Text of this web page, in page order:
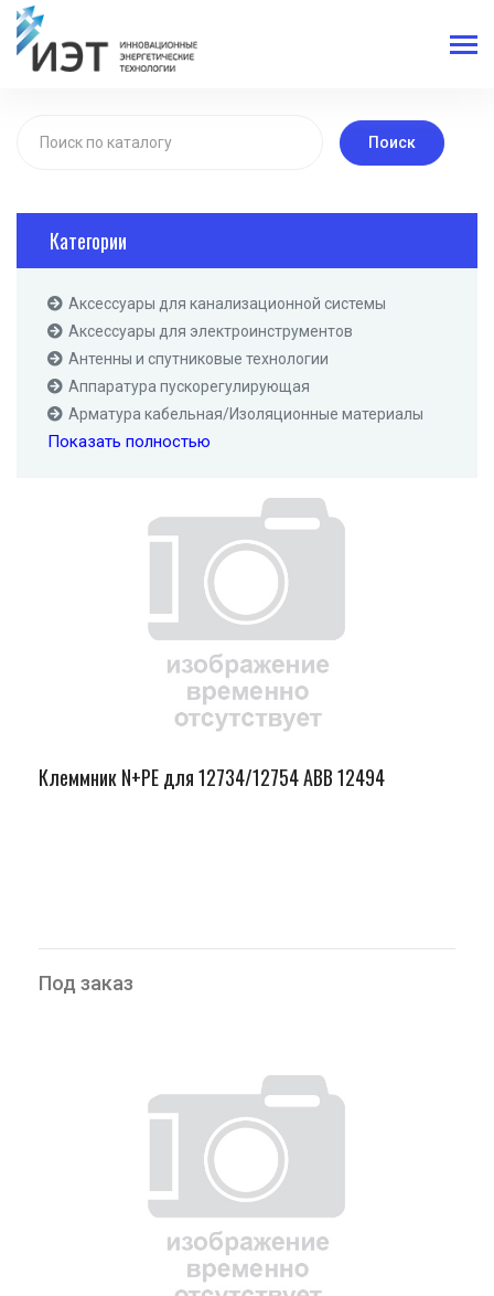
Поиск
Категории
Аксессуары для канализационной системы
Аксессуары для электроинструментов
Антенны и спутниковые технологии
Аппаратура пускорегулирующая
Арматура кабельная/Изоляционные материалы
Показать полностью
Клеммник N+PE для 12734/12754 ABB 12494
Под заказ